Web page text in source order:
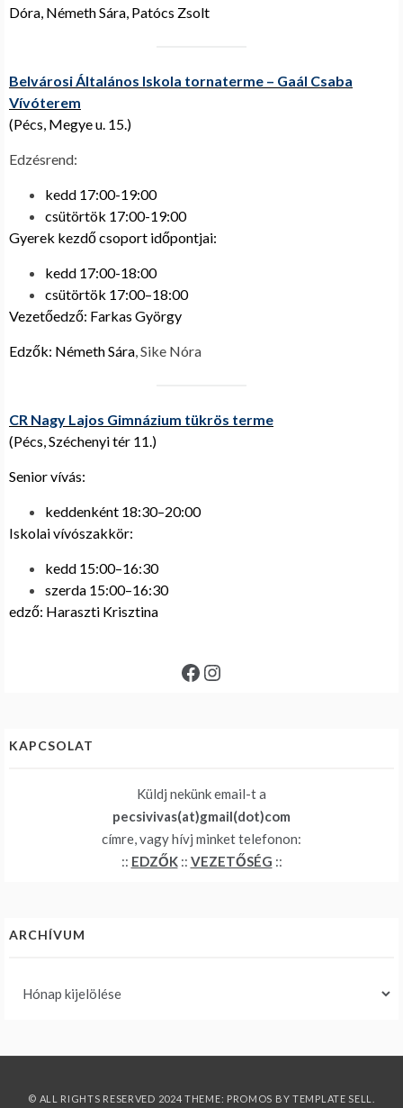
Dóra, Németh Sára, Patócs Zsolt
Belvárosi Általános Iskola tornaterme – Gaál Csaba
Vívóterem
(Pécs, Megye u. 15.)
Edzésrend:
kedd 17:00-19:00
csütörtök 17:00-19:00
Gyerek kezdő csoport időpontjai:
kedd 17:00-18:00
csütörtök 17:00–18:00
Vezetőedző: Farkas György
Edzők: Németh Sára, Sike Nóra
CR Nagy Lajos Gimnázium tükrös terme
(Pécs, Széchenyi tér 11.)
Senior vívás:
keddenként 18:30–20:00
Iskolai vívószakkör:
kedd 15:00–16:30
szerda 15:00–16:30
edző: Haraszti Krisztina
Facebook
Instagram
KAPCSOLAT
Küldj nekünk email-t a
pecsivivas(at)gmail(dot)com
címre, vagy hívj minket telefonon:
:: EDZŐK:: VEZETŐSÉG ::
ARCHÍVUM
© ALL RIGHTS RESERVED 2024 THEME: PROMOS BY TEMPLATE SELL